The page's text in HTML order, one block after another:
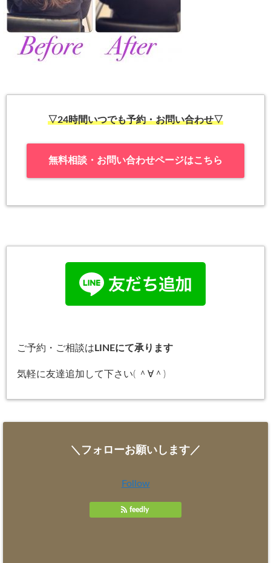
▽24時間いつでも予約・お問い合わせ▽
無料相談・お問い合わせページはこちら
ご予約・ご相談は LINEにて承ります
気軽に友達追加して下さい( ＾∀＾)
＼フォローお願いします／
Follow
feedly